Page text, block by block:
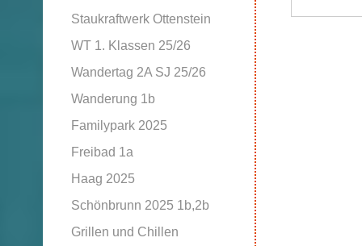
Staukraftwerk Ottenstein
WT 1. Klassen 25/26
Wandertag 2A SJ 25/26
Wanderung 1b
Familypark 2025
Freibad 1a
Haag 2025
Schönbrunn 2025 1b,2b
Grillen und Chillen